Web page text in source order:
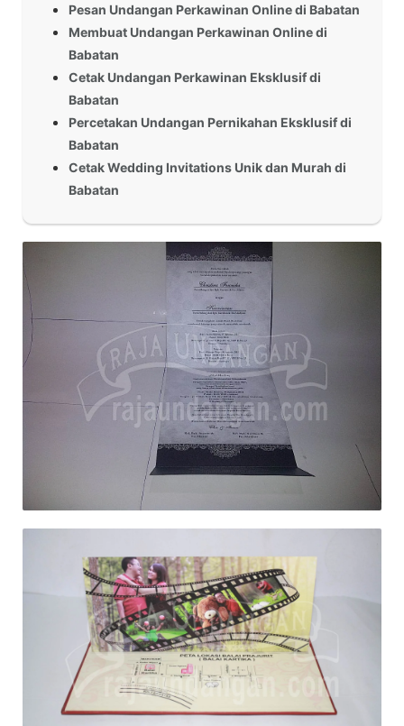
Pesan Undangan Perkawinan Online di Babatan
Membuat Undangan Perkawinan Online di
Babatan
Cetak Undangan Perkawinan Eksklusif di
Babatan
Percetakan Undangan Pernikahan Eksklusif di
Babatan
Cetak Wedding Invitations Unik dan Murah di
Babatan